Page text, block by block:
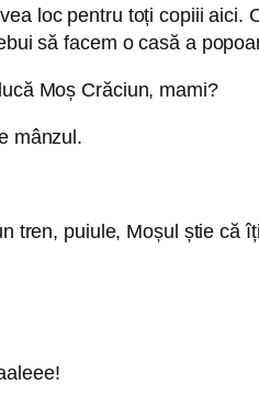
loc pentru toți copiii aici.
să facem o casă a
Moș Crăciun, mami?
mânzul.
tren, puiule, Moșul știe că